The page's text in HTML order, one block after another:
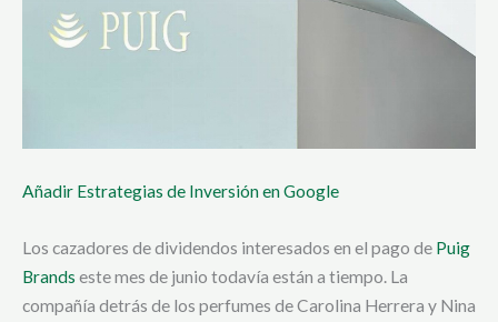
Añadir Estrategias de Inversión en Google
Los cazadores de dividendos interesados en el pago de Puig
Brands este mes de junio todavía están a tiempo. La
compañía detrás de los perfumes de Carolina Herrera y Nina